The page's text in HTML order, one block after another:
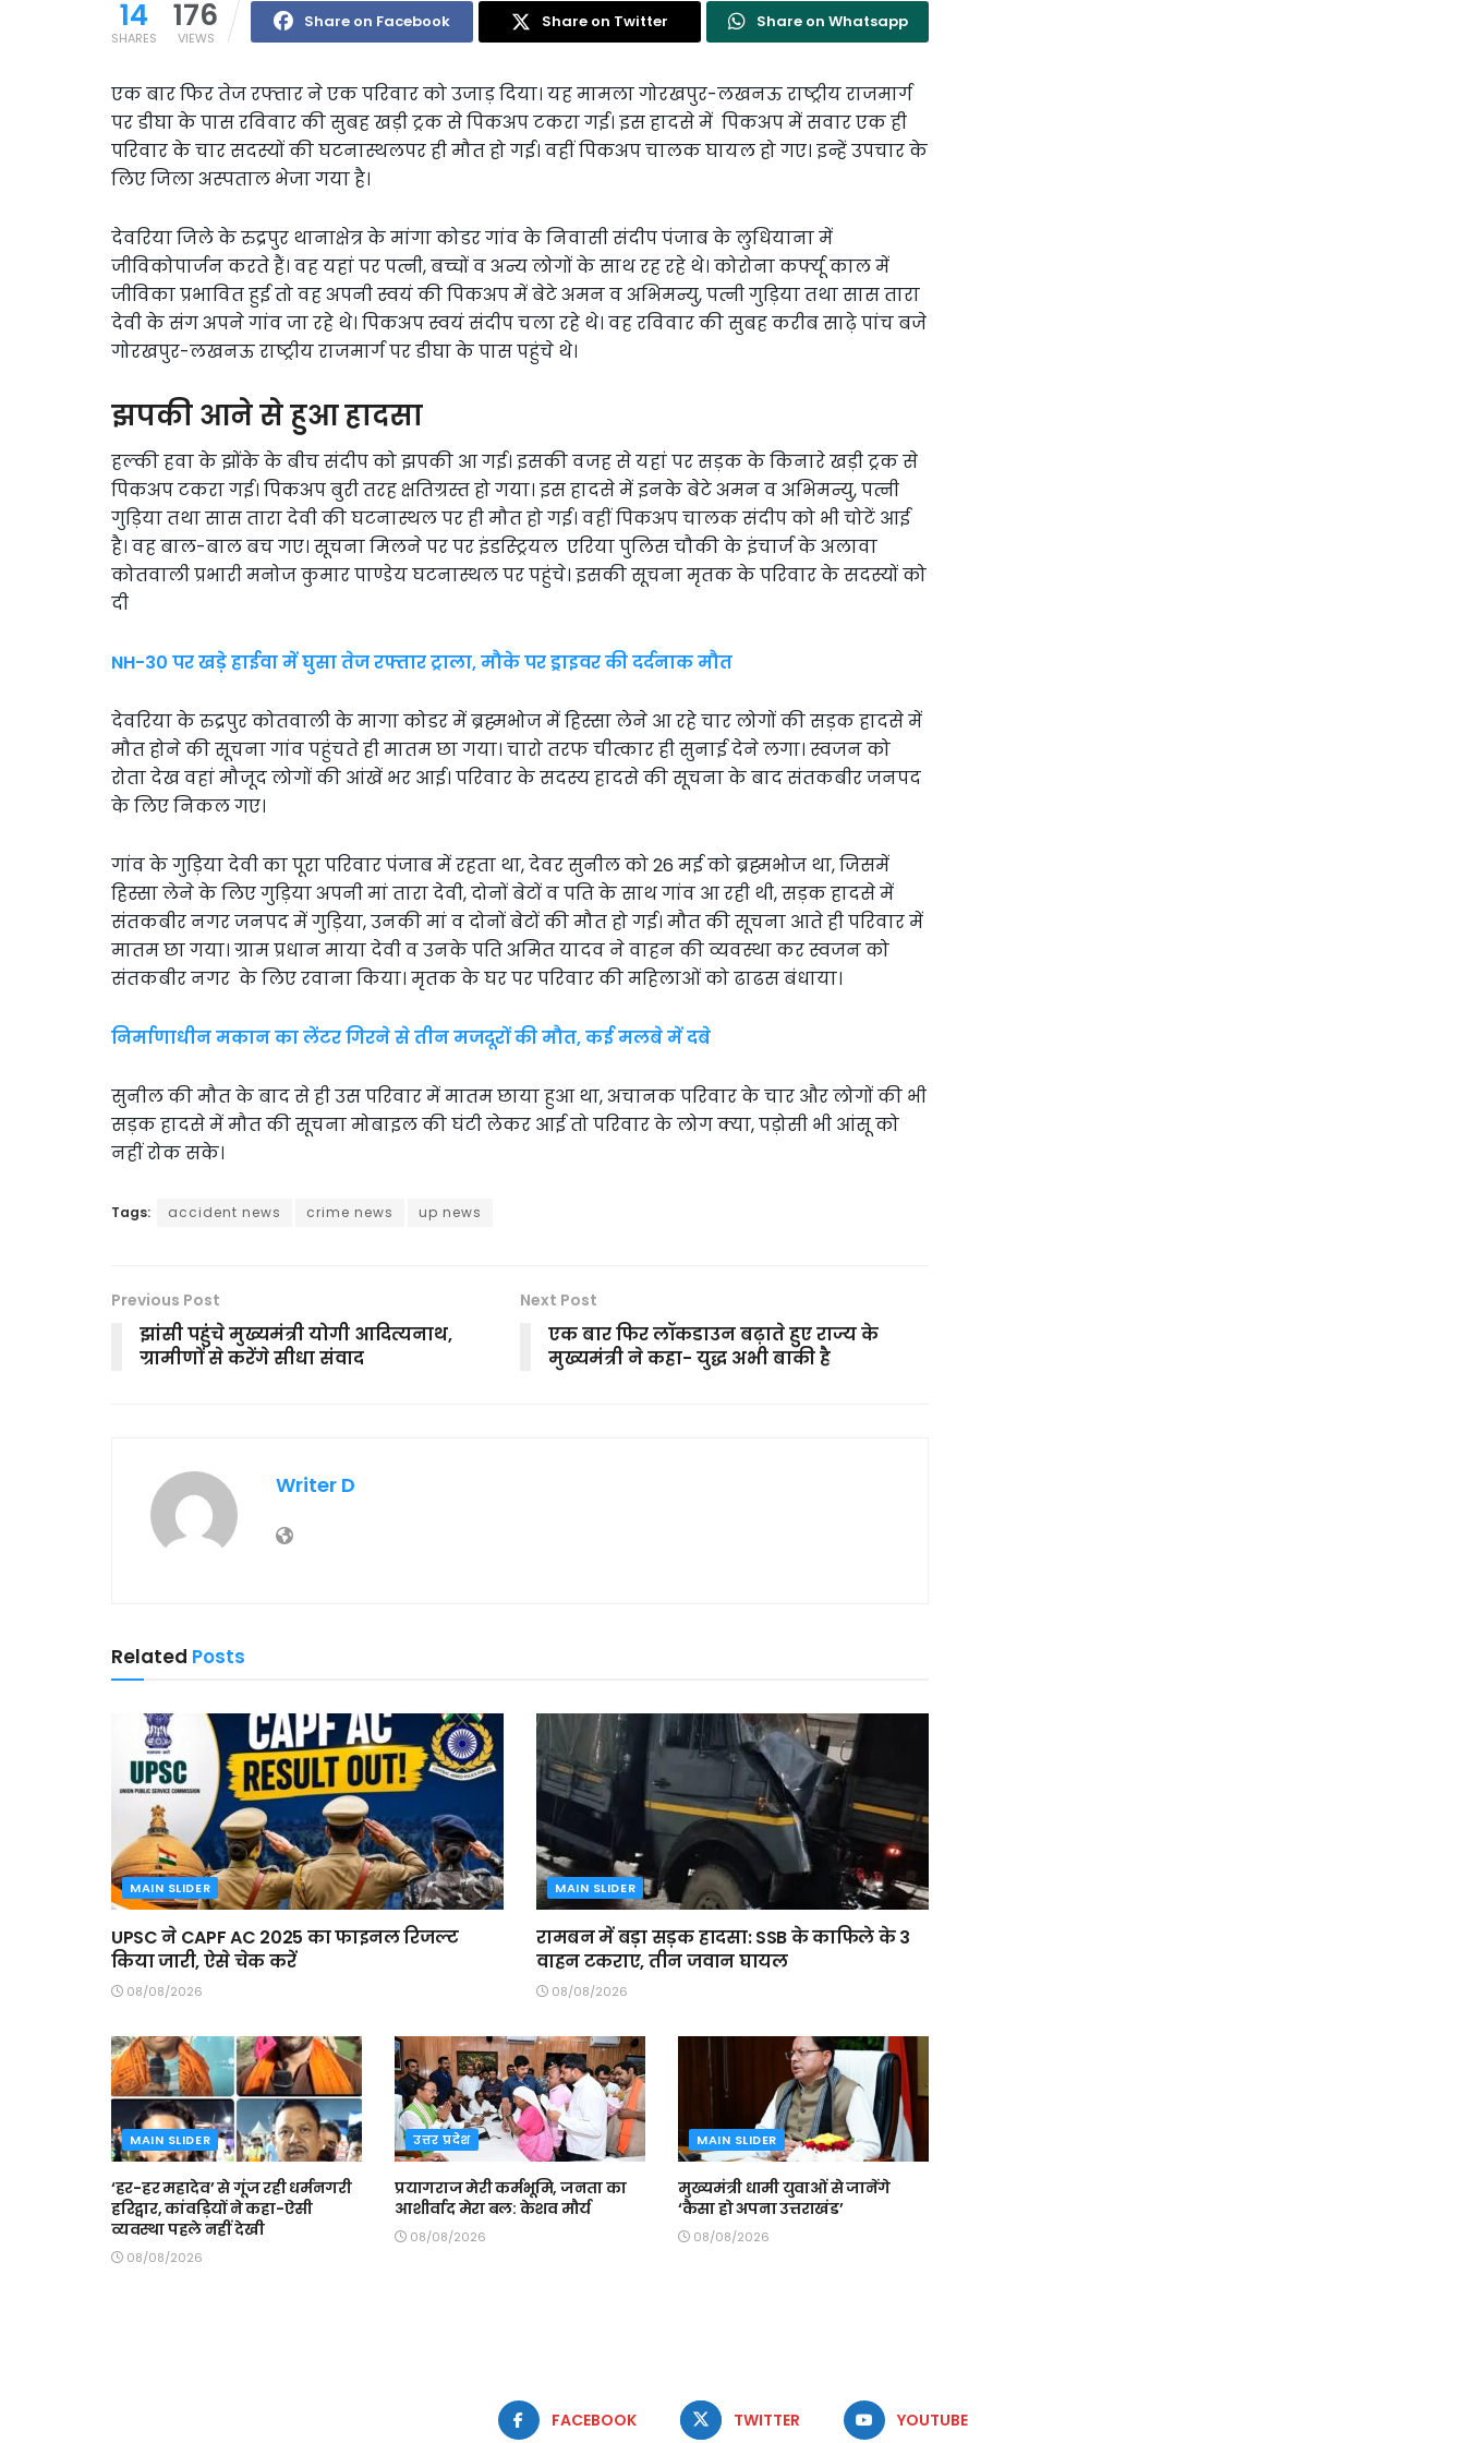
14
SHARES
176
VIEWS
Share on Facebook Share on Twitter Share on Whatsapp
एक बार फिर तेज रफ्तार ने एक परिवार को उजाड़ दिया। यह मामला गोरखपुर-लखनऊ राष्ट्रीय राजमार्ग
पर डीघा के पास रविवार की सुबह खड़ी ट्रक से पिकअप टकरा गई। इस हादसे में पिकअप में सवार एक ही
परिवार के चार सदस्यों की घटनास्थलपर ही मौत हो गई। वहीं पिकअप चालक घायल हो गए। इन्हें उपचार के
लिए जिला अस्पताल भेजा गया है।
देवरिया जिले के रुद्रपुर थानाक्षेत्र के मांगा कोडर गांव के निवासी संदीप पंजाब के लुधियाना में
जीविकोपार्जन करते हैं। वह यहां पर पत्नी, बच्चों व अन्य लोगों के साथ रह रहे थे। कोरोना कर्फ्यू काल में
जीविका प्रभावित हुई तो वह अपनी स्वयं की पिकअप में बेटे अमन व अभिमन्यु, पत्नी गुड़िया तथा सास तारा
देवी के संग अपने गांव जा रहे थे। पिकअप स्वयं संदीप चला रहे थे। वह रविवार की सुबह करीब साढ़े पांच बजे
गोरखपुर-लखनऊ राष्ट्रीय राजमार्ग पर डीघा के पास पहुंचे थे।
झपकी आने से हुआ हादसा
हल्की हवा के झोंके के बीच संदीप को झपकी आ गई। इसकी वजह से यहां पर सड़क के किनारे खड़ी ट्रक से
पिकअप टकरा गई। पिकअप बुरी तरह क्षतिग्रस्त हो गया। इस हादसे में इनके बेटे अमन व अभिमन्यु, पत्नी
गुड़िया तथा सास तारा देवी की घटनास्थल पर ही मौत हो गई। वहीं पिकअप चालक संदीप को भी चोटें आई
है। वह बाल-बाल बच गए। सूचना मिलने पर पर इंडस्ट्रियल एरिया पुलिस चौकी के इंचार्ज के अलावा
कोतवाली प्रभारी मनोज कुमार पाण्डेय घटनास्थल पर पहुंचे। इसकी सूचना मृतक के परिवार के सदस्यों को
दी
NH-30 पर खड़े हाईवा में घुसा तेज रफ्तार ट्राला, मौके पर ड्राइवर की दर्दनाक मौत
देवरिया के रुद्रपुर कोतवाली के मागा कोडर में ब्रह्मभोज में हिस्सा लेने आ रहे चार लोगों की सड़क हादसे में
मौत होने की सूचना गांव पहुंचते ही मातम छा गया। चारो तरफ चीत्कार ही सुनाई देने लगा। स्वजन को
रोता देख वहां मौजूद लोगों की आंखें भर आई। परिवार के सदस्य हादसे की सूचना के बाद संतकबीर जनपद
के लिए निकल गए।
गांव के गुड़िया देवी का पूरा परिवार पंजाब में रहता था, देवर सुनील को 26 मई को ब्रह्मभोज था, जिसमें
हिस्सा लेने के लिए गुड़िया अपनी मां तारा देवी, दोनों बेटों व पति के साथ गांव आ रही थी, सड़क हादसे में
संतकबीर नगर जनपद में गुड़िया, उनकी मां व दोनों बेटों की मौत हो गई। मौत की सूचना आते ही परिवार में
मातम छा गया। ग्राम प्रधान माया देवी व उनके पति अमित यादव ने वाहन की व्यवस्था कर स्वजन को
संतकबीर नगर के लिए रवाना किया। मृतक के घर पर परिवार की महिलाओं को ढाढस बंधाया।
निर्माणाधीन मकान का लेंटर गिरने से तीन मजदूरों की मौत, कई मलबे में दबे
सुनील की मौत के बाद से ही उस परिवार में मातम छाया हुआ था, अचानक परिवार के चार और लोगों की भी
सड़क हादसे में मौत की सूचना मोबाइल की घंटी लेकर आई तो परिवार के लोग क्या, पड़ोसी भी आंसू को
नहीं रोक सके।
Tags: accident news crime news up news
Previous Post
झांसी पहुंचे मुख्यमंत्री योगी आदित्यनाथ,
ग्रामीणों से करेंगे सीधा संवाद
Next Post
एक बार फिर लॉकडाउन बढ़ाते हुए राज्य के
मुख्यमंत्री ने कहा- युद्ध अभी बाकी है
Writer D
Related Posts
MAIN SLIDER
UPSC ने CAPF AC 2025 का फाइनल रिजल्ट
किया जारी, ऐसे चेक करें
08/08/2026
MAIN SLIDER
रामबन में बड़ा सड़क हादसा: SSB के काफिले के 3
वाहन टकराए, तीन जवान घायल
08/08/2026
MAIN SLIDER
‘हर-हर महादेव’ से गूंज रही धर्मनगरी
हरिद्वार, कांवड़ियों ने कहा-ऐसी
व्यवस्था पहले नहीं देखी
08/08/2026
उत्तर प्रदेश
प्रयागराज मेरी कर्मभूमि, जनता का
आशीर्वाद मेरा बल: केशव मौर्य
08/08/2026
MAIN SLIDER
मुख्यमंत्री धामी युवाओं से जानेंगे
‘कैसा हो अपना उत्तराखंड’
08/08/2026
FACEBOOK TWITTER YOUTUBE